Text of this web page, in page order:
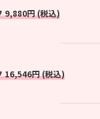
9,880円 (税込)
16,546円 (税込)